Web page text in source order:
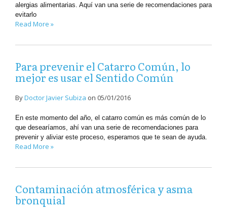
alergias alimentarias. Aquí van una serie de recomendaciones para
evitarlo
Read More »
Para prevenir el Catarro Común, lo
mejor es usar el Sentido Común
ByDoctor Javier Subiza on 05/01/2016
En este momento del año, el catarro común es más común de lo
que desearíamos, ahí van una serie de recomendaciones para
prevenir y aliviar este proceso, esperamos que te sean de ayuda.
Read More »
Contaminación atmosférica y asma
bronquial